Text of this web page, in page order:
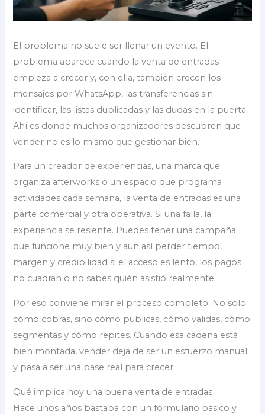
El problema no suele ser llenar un evento. El
problema aparece cuando la venta de entradas
empieza a crecer y, con ella, también crecen los
mensajes por WhatsApp, las transferencias sin
identificar, las listas duplicadas y las dudas en la puerta.
Ahí es donde muchos organizadores descubren que
vender no es lo mismo que gestionar bien.
Para un creador de experiencias, una marca que
organiza afterworks o un espacio que programa
actividades cada semana, la venta de entradas es una
parte comercial y otra operativa. Si una falla, la
experiencia se resiente. Puedes tener una campaña
que funcione muy bien y aun así perder tiempo,
margen y credibilidad si el acceso es lento, los pagos
no cuadran o no sabes quién asistió realmente.
Por eso conviene mirar el proceso completo. No solo
cómo cobras, sino cómo publicas, cómo validas, cómo
segmentas y cómo repites. Cuando esa cadena está
bien montada, vender deja de ser un esfuerzo manual
y pasa a ser una base real para crecer.
Qué implica hoy una buena venta de entradas
Hace unos años bastaba con un formulario básico y